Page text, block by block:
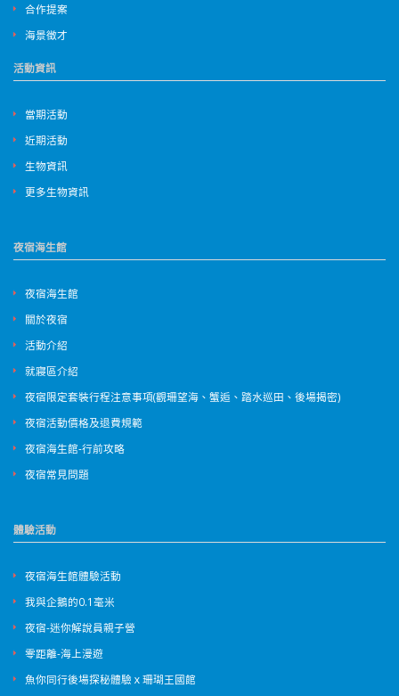
合作提案
海景徵才
活動資訊
當期活動
近期活動
生物資訊
更多生物資訊
夜宿海生館
夜宿海生館
關於夜宿
活動介紹
就寢區介紹
夜宿限定套裝行程注意事項(觀珊望海、蟹逅、踏水巡田、後場揭密)
夜宿活動價格及退費規範
夜宿海生館-行前攻略
夜宿常見問題
體驗活動
夜宿海生館體驗活動
我與企鵝的0.1毫米
夜宿-迷你解說員親子營
零距離-海上漫遊
魚你同行後場探秘體驗ｘ珊瑚王國館